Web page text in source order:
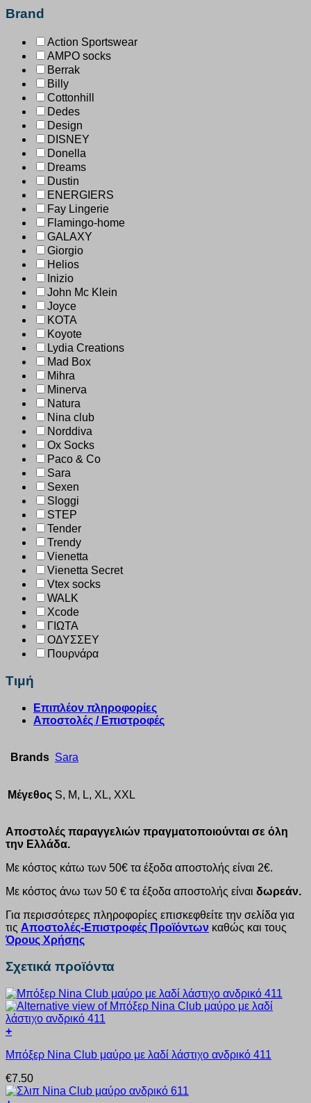
Brand
Action Sportswear
AMPO socks
Berrak
Billy
Cottonhill
Dedes
Design
DISNEY
Donella
Dreams
Dustin
ENERGIERS
Fay Lingerie
Flamingo-home
GALAXY
Giorgio
Helios
Inizio
John Mc Klein
Joyce
KOTA
Koyote
Lydia Creations
Mad Box
Mihra
Minerva
Natura
Nina club
Norddiva
Ox Socks
Paco & Co
Sara
Sexen
Sloggi
STEP
Tender
Trendy
Vienetta
Vienetta Secret
Vtex socks
WALK
Xcode
ΓΙΩΤΑ
ΟΔΥΣΣΕΥ
Πουρνάρα
Τιμή
Επιπλέον πληροφορίες
Αποστολές / Επιστροφές
Brands Sara
Μέγεθος S, M, L, XL, XXL
Αποστολές παραγγελιών πραγματοποιούνται σε όλη
την Ελλάδα.
Με κόστος κάτω των 50€ τα έξοδα αποστολής είναι 2€.
Με κόστος άνω των 50 € τα έξοδα αποστολής είναι δωρεάν.
Για περισσότερες πληροφορίες επισκεφθείτε την σελίδα για
τις Αποστολές-Επιστροφές Προϊόντων καθώς και τους
Όρους Χρήσης
Σχετικά προϊόντα
+
το
έχει
πολλαπλές
Μπόξερ Nina Club μαύρο με λαδί λάστιχο ανδρικό 411
€7.50